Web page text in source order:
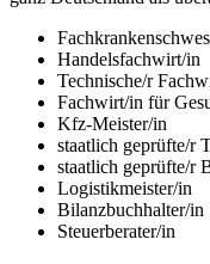
Handelsfachwirt/in
Technische/r
Fachwirt/in für
Kfz-Meister/in
staatlich geprüfte/r
staatlich geprüfte/r
Logistikmeister/in
Bilanzbuchhalter/in
Steuerberater/in